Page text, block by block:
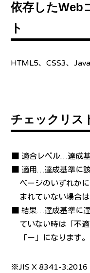
依存したWeb
ト
HTML5、CSS3、
チェックリス
■ 適合レベル…達成基
■ 適用…達成基準に
ページのいずれか
まれていない場合
■ 結果…達成基準に
ていない時は「不
「ー」になります。
※JIS X 8341-3:2016